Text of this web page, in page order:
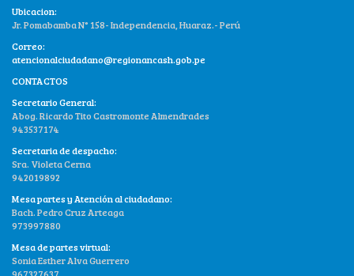
Ubicacion:
Jr. Pomabamba N° 158- Independencia, Huaraz.- Perú
Correo:
atencionalciudadano@regionancash.gob.pe
CONTACTOS
Secretario General:
Abog. Ricardo Tito Castromonte Almendrades
943537174
Secretaria de despacho:
Sra. Violeta Cerna
942019892
Mesa partes y Atención al ciudadano:
Bach. Pedro Cruz Arteaga
973997880
Mesa de partes virtual:
Sonia Esther Alva Guerrero